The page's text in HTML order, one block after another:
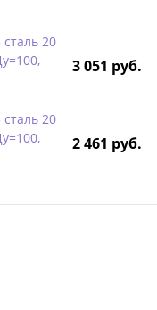
20
3 051 руб.
20
2 461 руб.